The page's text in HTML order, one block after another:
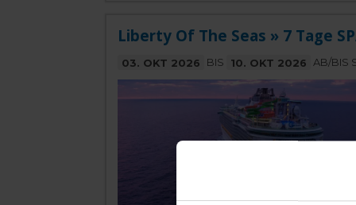
Liberty Of The Seas » 7 Tage
03. OKT 2026 BIS 10. OKT 2026 AB/BIS